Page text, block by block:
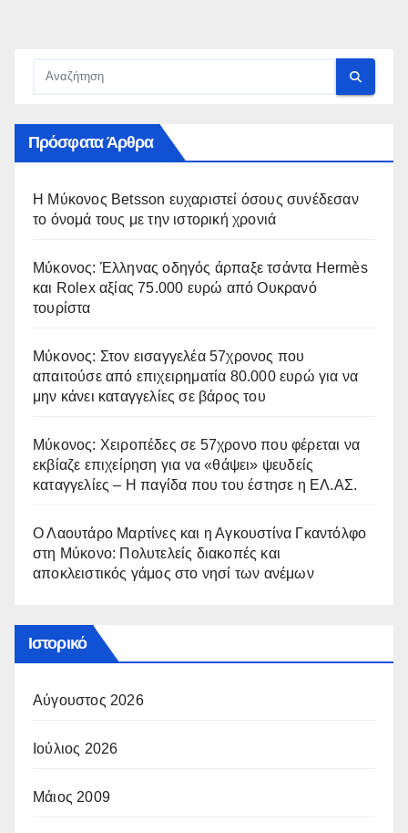
Πρόσφατα Άρθρα
Η Μύκονος Betsson ευχαριστεί όσους συνέδεσαν
το όνομά τους με την ιστορική χρονιά
Μύκονος: Έλληνας οδηγός άρπαξε τσάντα Hermès
και Rolex αξίας 75.000 ευρώ από Ουκρανό
τουρίστα
Μύκονος: Στον εισαγγελέα 57χρονος που
απαιτούσε από επιχειρηματία 80.000 ευρώ για να
μην κάνει καταγγελίες σε βάρος του
Μύκονος: Χειροπέδες σε 57χρονο που φέρεται να
εκβίαζε επιχείρηση για να «θάψει» ψευδείς
καταγγελίες – Η παγίδα που του έστησε η ΕΛ.ΑΣ.
Ο Λαουτάρο Μαρτίνες και η Αγκουστίνα Γκαντόλφο
στη Μύκονο: Πολυτελείς διακοπές και
αποκλειστικός γάμος στο νησί των ανέμων
Ιστορικό
Αύγουστος 2026
Ιούλιος 2026
Μάιος 2009